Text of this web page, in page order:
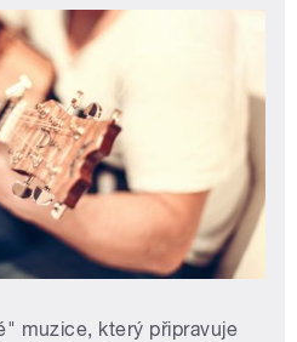
muzice, který připravuje